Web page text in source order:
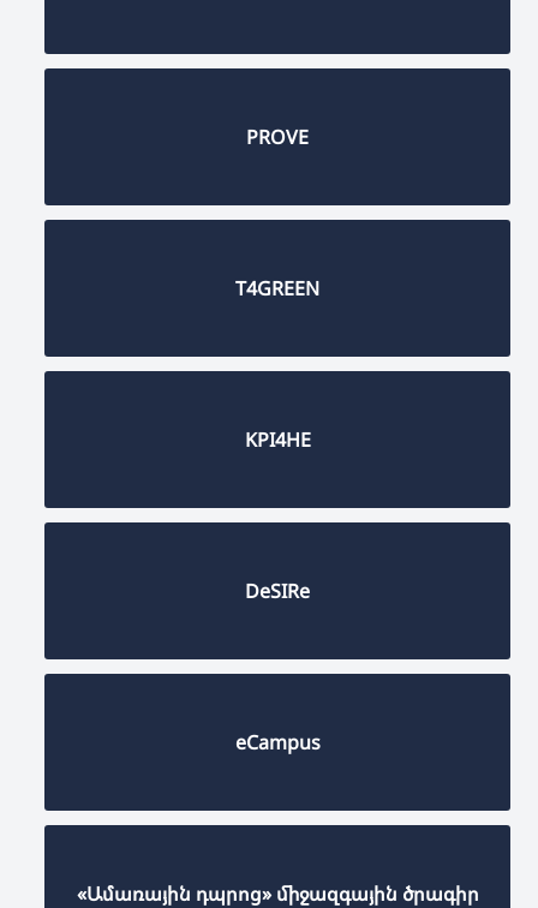
PROVE
T4GREEN
KPI4HE
DeSIRe
eCampus
«Ամառային դպրոց» միջազգային ծրագիր